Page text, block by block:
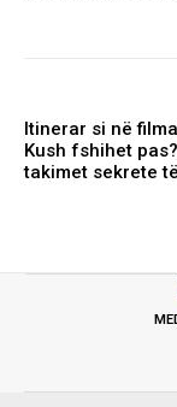
Itinerar si në
Kush fshihet
takimet sekrete